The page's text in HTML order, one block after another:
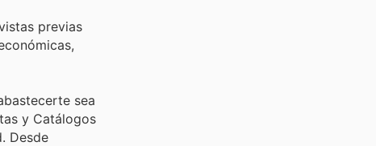
previas
sea
y Catálogos
Desde